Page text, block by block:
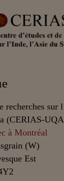
recherches sur
(CERIAS-
à Montréal
(W)
Est